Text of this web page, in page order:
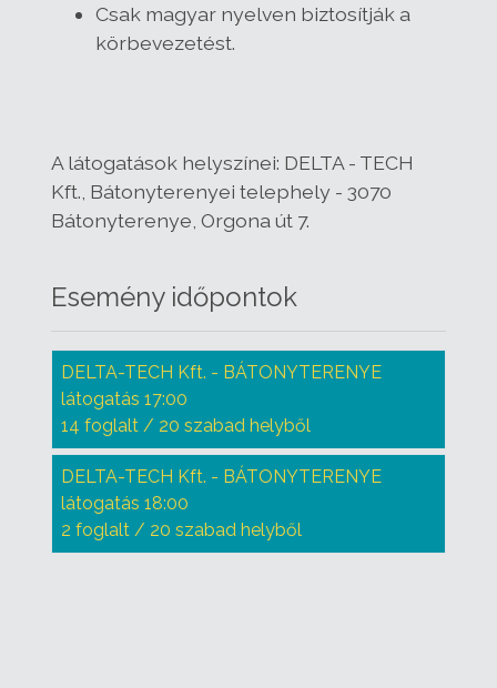
Csak magyar nyelven biztosítják a
körbevezetést.
A látogatások helyszínei: DELTA - TECH
Kft., Bátonyterenyei telephely - 3070
Bátonyterenye, Orgona út 7.
Esemény időpontok
DELTA-TECH Kft. - BÁTONYTERENYE
látogatás 17:00
14 foglalt / 20 szabad helyből
DELTA-TECH Kft. - BÁTONYTERENYE
látogatás 18:00
2 foglalt / 20 szabad helyből